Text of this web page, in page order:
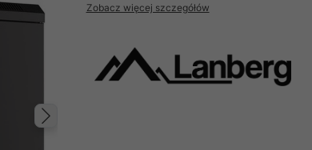
Zobacz więcej szczegółów